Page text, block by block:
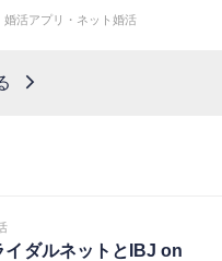
婚活アプリ・ネット婚活
イダルネットとIBJ on